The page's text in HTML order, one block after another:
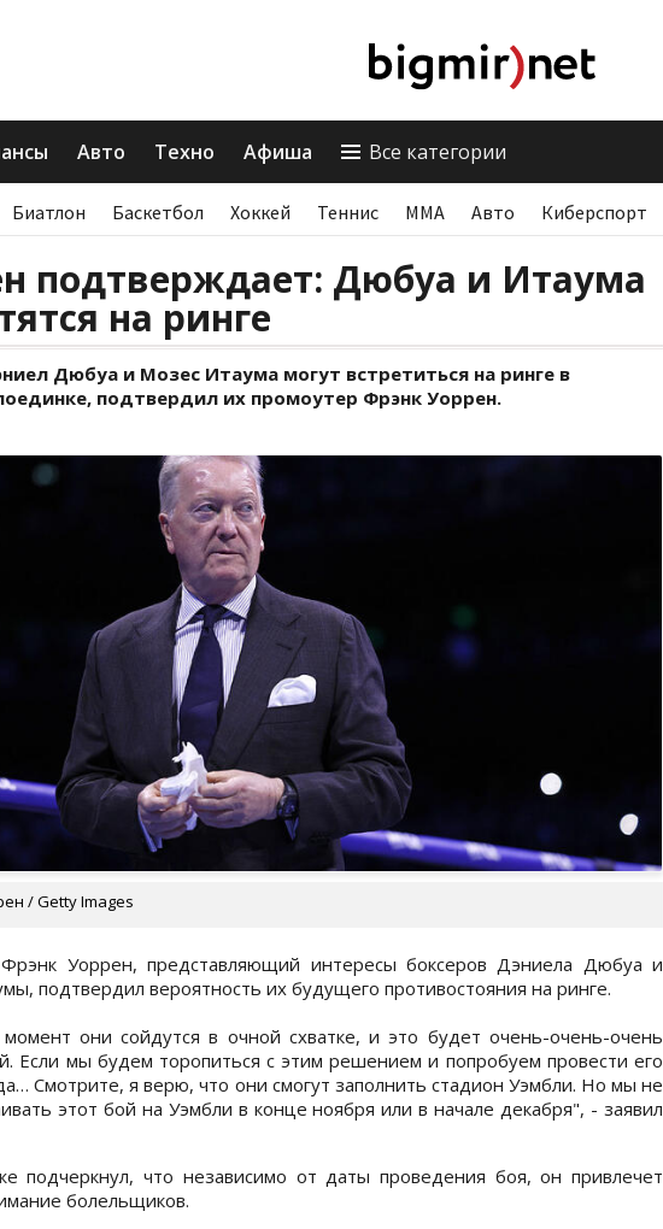
Авто Техно Афиша Все категории
Биатлон Баскетбол Хоккей Теннис ММА Авто Киберспорт
подтверждает: Дюбуа и Итаума
на ринге
Дюбуа и Мозес Итаума могут встретиться на ринге в
подтвердил их промоутер Фрэнк Уоррен.
/ Getty Images
Уоррен, представляющий интересы боксеров Дэниела Дюбуа и
подтвердил вероятность их будущего противостояния на ринге.
они сойдутся в очной схватке, и это будет очень-очень-очень
Если мы будем торопиться с этим решением и попробуем провести его
Смотрите, я верю, что они смогут заполнить стадион Уэмбли. Но мы не
этот бой на Уэмбли в конце ноября или в начале декабря", - заявил
подчеркнул, что независимо от даты проведения боя, он привлечет
болельщиков.